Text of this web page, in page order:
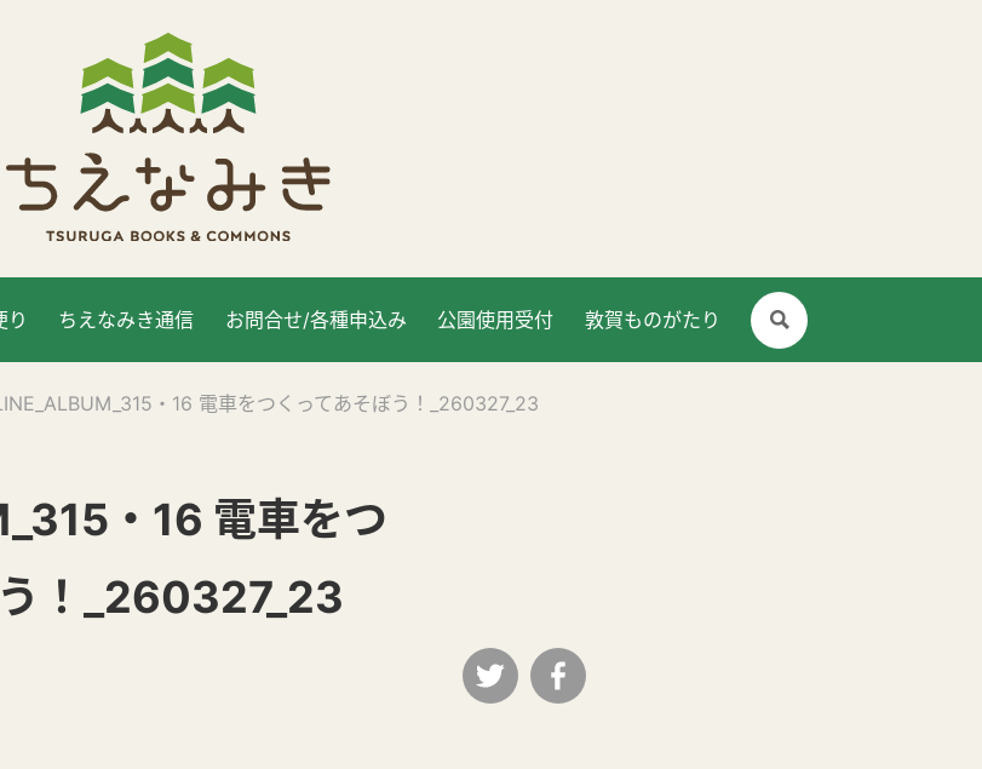
り ちえなみき通信 お問合せ/各種申込み 公園使用受付 敦賀ものがたり
・16 電車をつくってあそぼう！_260327_23
・16 電車をつ
！_260327_23